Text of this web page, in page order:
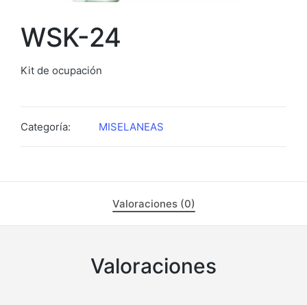
WSK-24
Kit de ocupación
Categoría: MISELANEAS
Valoraciones (0)
Valoraciones